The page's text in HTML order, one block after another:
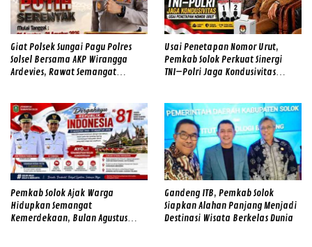
Giat Polsek Sungai Pagu Polres
Solsel Bersama AKP Wirangga
Ardevies, Rawat Semangat
Usai Penetapan Nomor Urut,
Pemkab Solok Perkuat Sinergi
TNI–Polri Jaga Kondusivitas
Pemkab Solok Ajak Warga
Hidupkan Semangat
Kemerdekaan, Bulan Agustus
Gandeng ITB, Pemkab Solok
Siapkan Alahan Panjang Menjadi
Destinasi Wisata Berkelas Dunia